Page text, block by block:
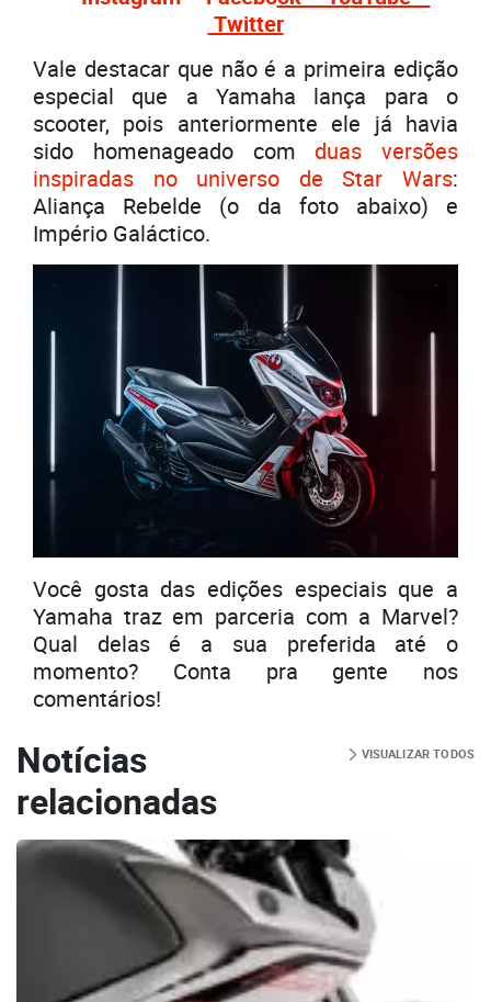
Twitter
Vale destacar que não é a primeira edição
especial que a Yamaha lança para o
scooter, pois anteriormente ele já havia
sido homenageado com duas versões
inspiradas no universo de Star Wars:
Aliança Rebelde (o da foto abaixo) e
Império Galáctico.
Você gosta das edições especiais que a
Yamaha traz em parceria com a Marvel?
Qual delas é a sua preferida até o
momento? Conta pra gente nos
comentários!
Notícias
relacionadas
VISUALIZAR TODOS